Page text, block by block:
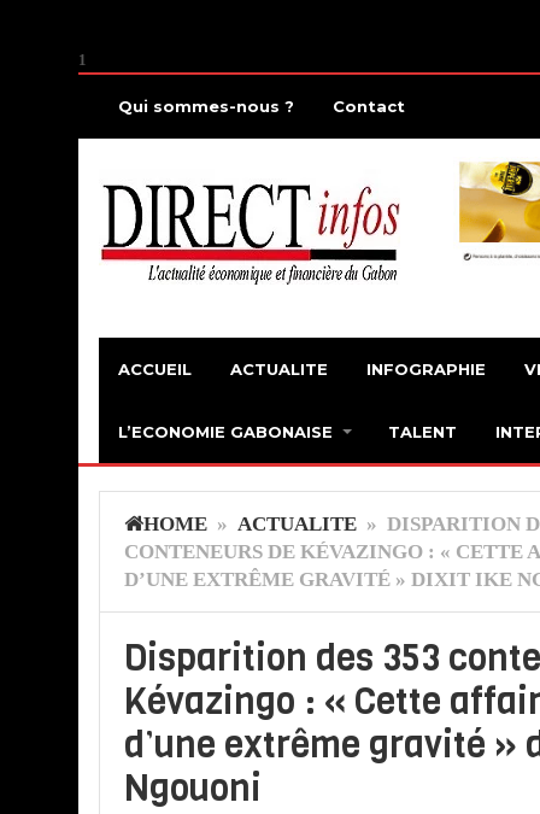
1
Qui sommes-nous ? Contact
ACCUEIL ACTUALITE INFOGRAPHIE
L’ECONOMIE GABONAISE TALENT
HOME » ACTUALITE » DISPARITION
CONTENEURS DE KÉVAZINGO : « CETTE
D’UNE EXTRÊME GRAVITÉ » DIXIT IKE
Disparition des 353
Kévazingo : « Cette
d’une extrême gravité »
Ngouoni